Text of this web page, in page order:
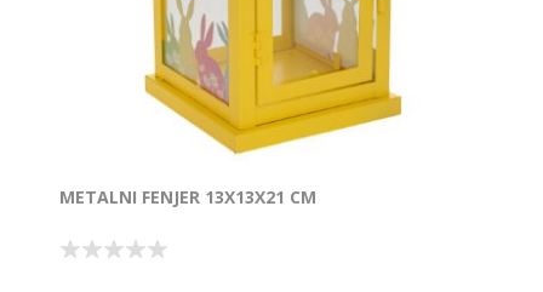
METALNI FENJER 13X13X21 CM